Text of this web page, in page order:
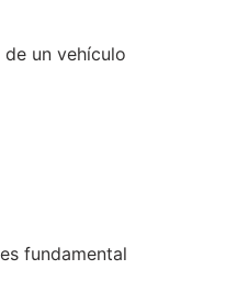
un vehículo
fundamental